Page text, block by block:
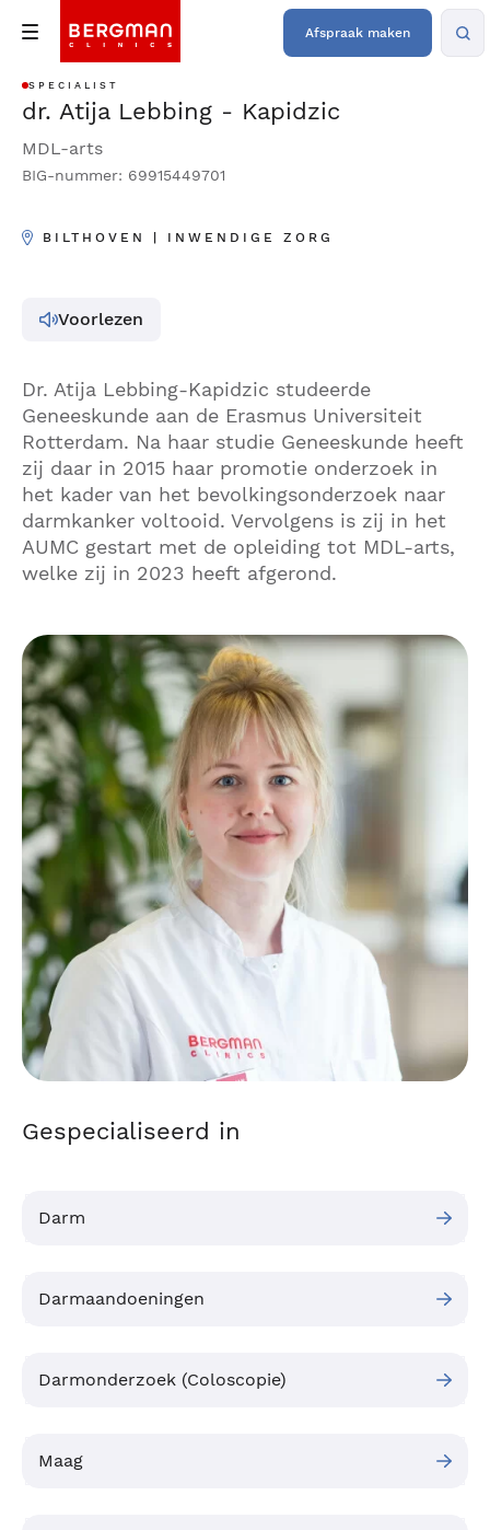
Afspraak maken
SPECIALIST
dr. Atija Lebbing - Kapidzic
MDL-arts
BIG-nummer: 69915449701
BILTHOVEN | INWENDIGE ZORG
Voorlezen
Dr. Atija Lebbing-Kapidzic studeerde
Geneeskunde aan de Erasmus Universiteit
Rotterdam. Na haar studie Geneeskunde heeft
zij daar in 2015 haar promotie onderzoek in
het kader van het bevolkingsonderzoek naar
darmkanker voltooid. Vervolgens is zij in het
AUMC gestart met de opleiding tot MDL-arts,
welke zij in 2023 heeft afgerond.
Gespecialiseerd in
Darm
Darmaandoeningen
Darmonderzoek (Coloscopie)
Maag